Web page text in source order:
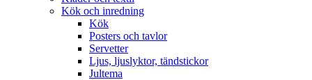
Kök och inredning
Kök
Posters och tavlor
Servetter
Ljus, ljuslyktor, tändstickor
Jultema